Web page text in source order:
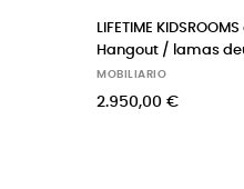
LIFETIME KIDSROOMS cama
Hangout / lamas deuxe
MOBILIARIO
2.950,00 €